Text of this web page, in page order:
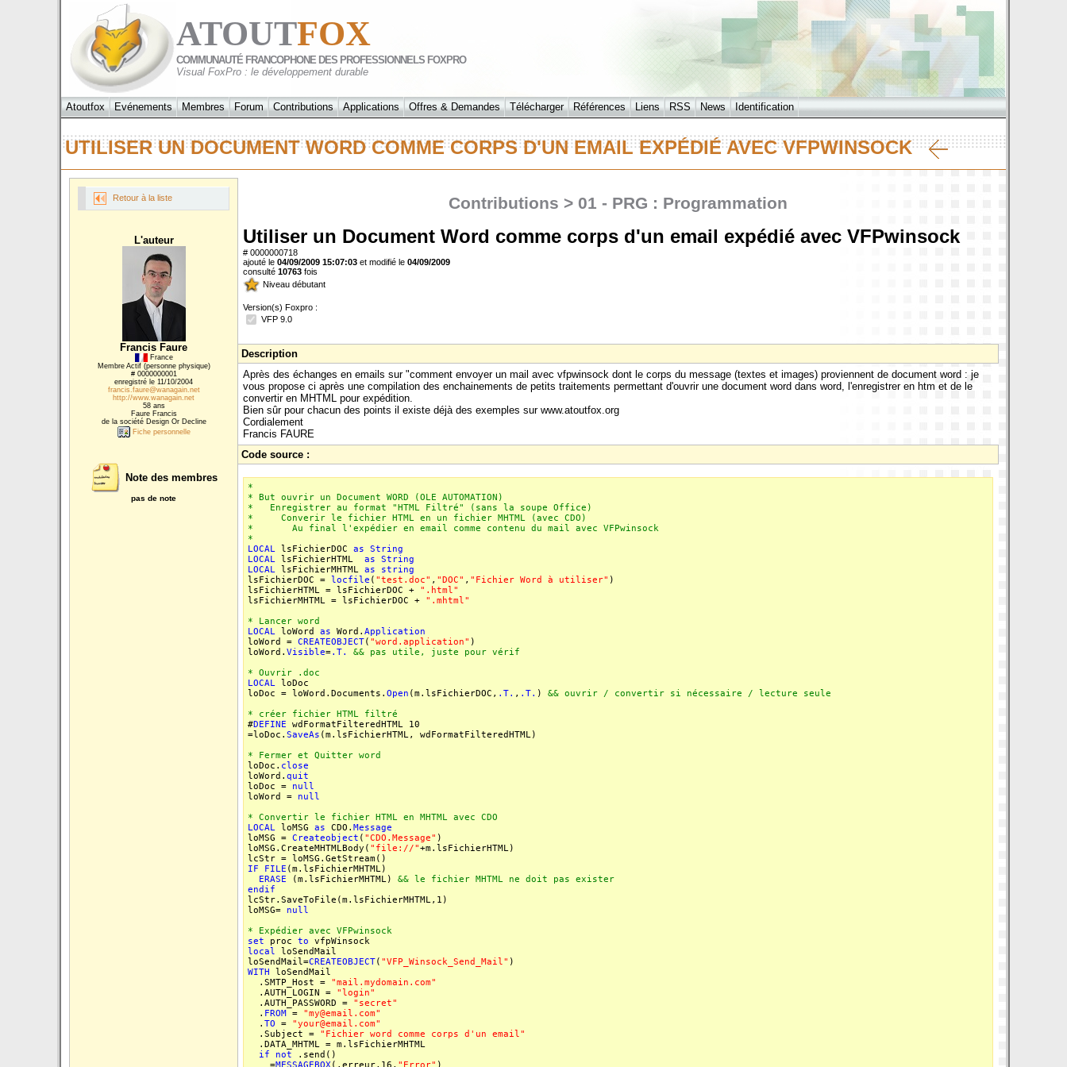
ATOUTFOX
COMMUNAUTÉ FRANCOPHONE DES PROFESSIONNELS FOXPRO
Visual FoxPro : le développement durable
Atoutfox Evénements Membres Forum Contributions Applications Offres & Demandes Télécharger Références Liens RSS News Identification
UTILISER UN DOCUMENT WORD COMME CORPS D'UN EMAIL EXPÉDIÉ AVEC VFPWINSOCK
Retour à la liste
L'auteur
Francis Faure
France
Membre Actif (personne physique)
# 0000000001
enregistré le 11/10/2004
francis.faure@wanagain.net
http://www.wanagain.net
58 ans
Faure Francis
de la société Design Or Decline
Fiche personnelle
Note des membres
pas de note
Contributions > 01 - PRG : Programmation
Utiliser un Document Word comme corps d'un email expédié avec VFPwinsock
# 0000000718
ajouté le 04/09/2009 15:07:03 et modifié le 04/09/2009
consulté 10763 fois
Niveau débutant
Version(s) Foxpro :
VFP 9.0
Description
Après des échanges en emails sur "comment envoyer un mail avec vfpwinsock dont le corps du message (textes et images) proviennent de document word : je
vous propose ci après une compilation des enchainements de petits traitements permettant d'ouvrir une document word dans word, l'enregistrer en htm et de le
convertir en MHTML pour expédition.
Bien sûr pour chacun des points il existe déjà des exemples sur www.atoutfox.org
Cordialement
Francis FAURE
Code source :
*
* But ouvrir un Document WORD (OLE AUTOMATION)
* Enregistrer au format "HTML Filtré" (sans la soupe Office)
* Converir le fichier HTML en un fichier MHTML (avec CDO)
* Au final l'expédier en email comme contenu du mail avec VFPwinsock
*
LOCAL lsFichierDOC as
String
LOCAL lsFichierHTML as
String
LOCAL lsFichierMHTML as
string
lsFichierDOC = locfile ( "test.doc" , "DOC" , "Fichier Word à utiliser" )
lsFichierHTML = lsFichierDOC + ".html"
lsFichierMHTML = lsFichierDOC + ".mhtml"
* Lancer word
LOCAL loWord as Word. Application
loWord = CREATEOBJECT( "word.application" )
loWord. Visible=.T.
&& pas utile, juste pour vérif
* Ouvrir .doc
LOCAL loDoc
loDoc = loWord.Documents. Open (m.lsFichierDOC, .T. , .T. ) && ouvrir / convertir si nécessaire / lecture seule
* créer fichier HTML filtré
#DEFINE wdFormatFilteredHTML 10
=loDoc. SaveAs (m.lsFichierHTML, wdFormatFilteredHTML)
* Fermer et Quitter word
loDoc. close
loWord. quit
loDoc = null
loWord = null
* Convertir le fichier HTML en MHTML avec CDO
LOCAL loMSG as CDO. Message
loMSG = Createobject ( "CDO.Message" )
loMSG.CreateMHTMLBody( "file://"+m.lsFichierHTML)
lcStr = loMSG.GetStream()
IF
FILE (m.lsFichierMHTML)
ERASE (m.lsFichierMHTML) && le fichier MHTML ne doit pas exister
endif
lcStr.SaveToFile(m.lsFichierMHTML,1)
loMSG= null
* Expédier avec VFPwinsock
set proc to vfpWinsock
local loSendMail
loSendMail=CREATEOBJECT( "VFP_Winsock_Send_Mail" )
WITH loSendMail
.SMTP_Host = "mail.mydomain.com"
.AUTH_LOGIN = "login"
.AUTH_PASSWORD = "secret"
. FROM = "my@email.com"
. TO = "your@email.com"
.Subject = "Fichier word comme corps d'un email"
.DATA_MHTML = m.lsFichierMHTML
if
not .send()